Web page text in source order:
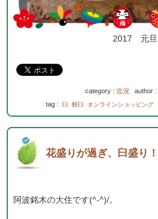
2017 元旦
category :近況 author :
tag : 臼 餅臼 オンラインショッピング
花盛りが過ぎ、臼盛り！
阿波銘木の大住です(^-^)/。